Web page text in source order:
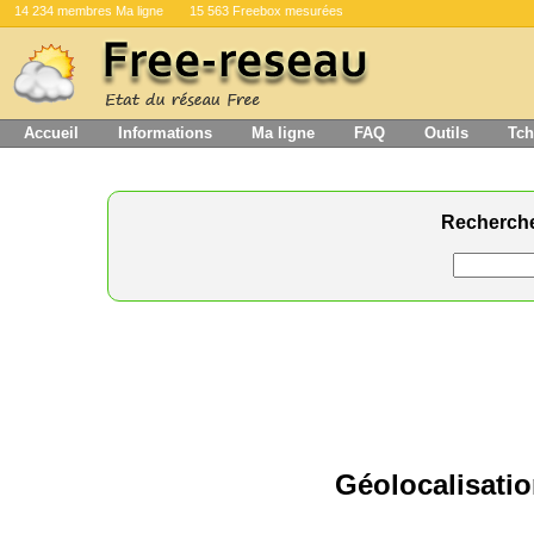
14 234 membres Ma ligne 15 563 Freebox mesurées
Accueil Informations Ma ligne FAQ Outils